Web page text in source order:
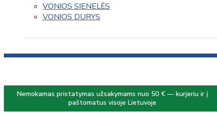
VONIOS SIENELĖS
VONIOS DURYS
Nemokamas pristatymas užsakymams nuo 50 € — kurjeriu ir į
paštomatus visoje Lietuvoje